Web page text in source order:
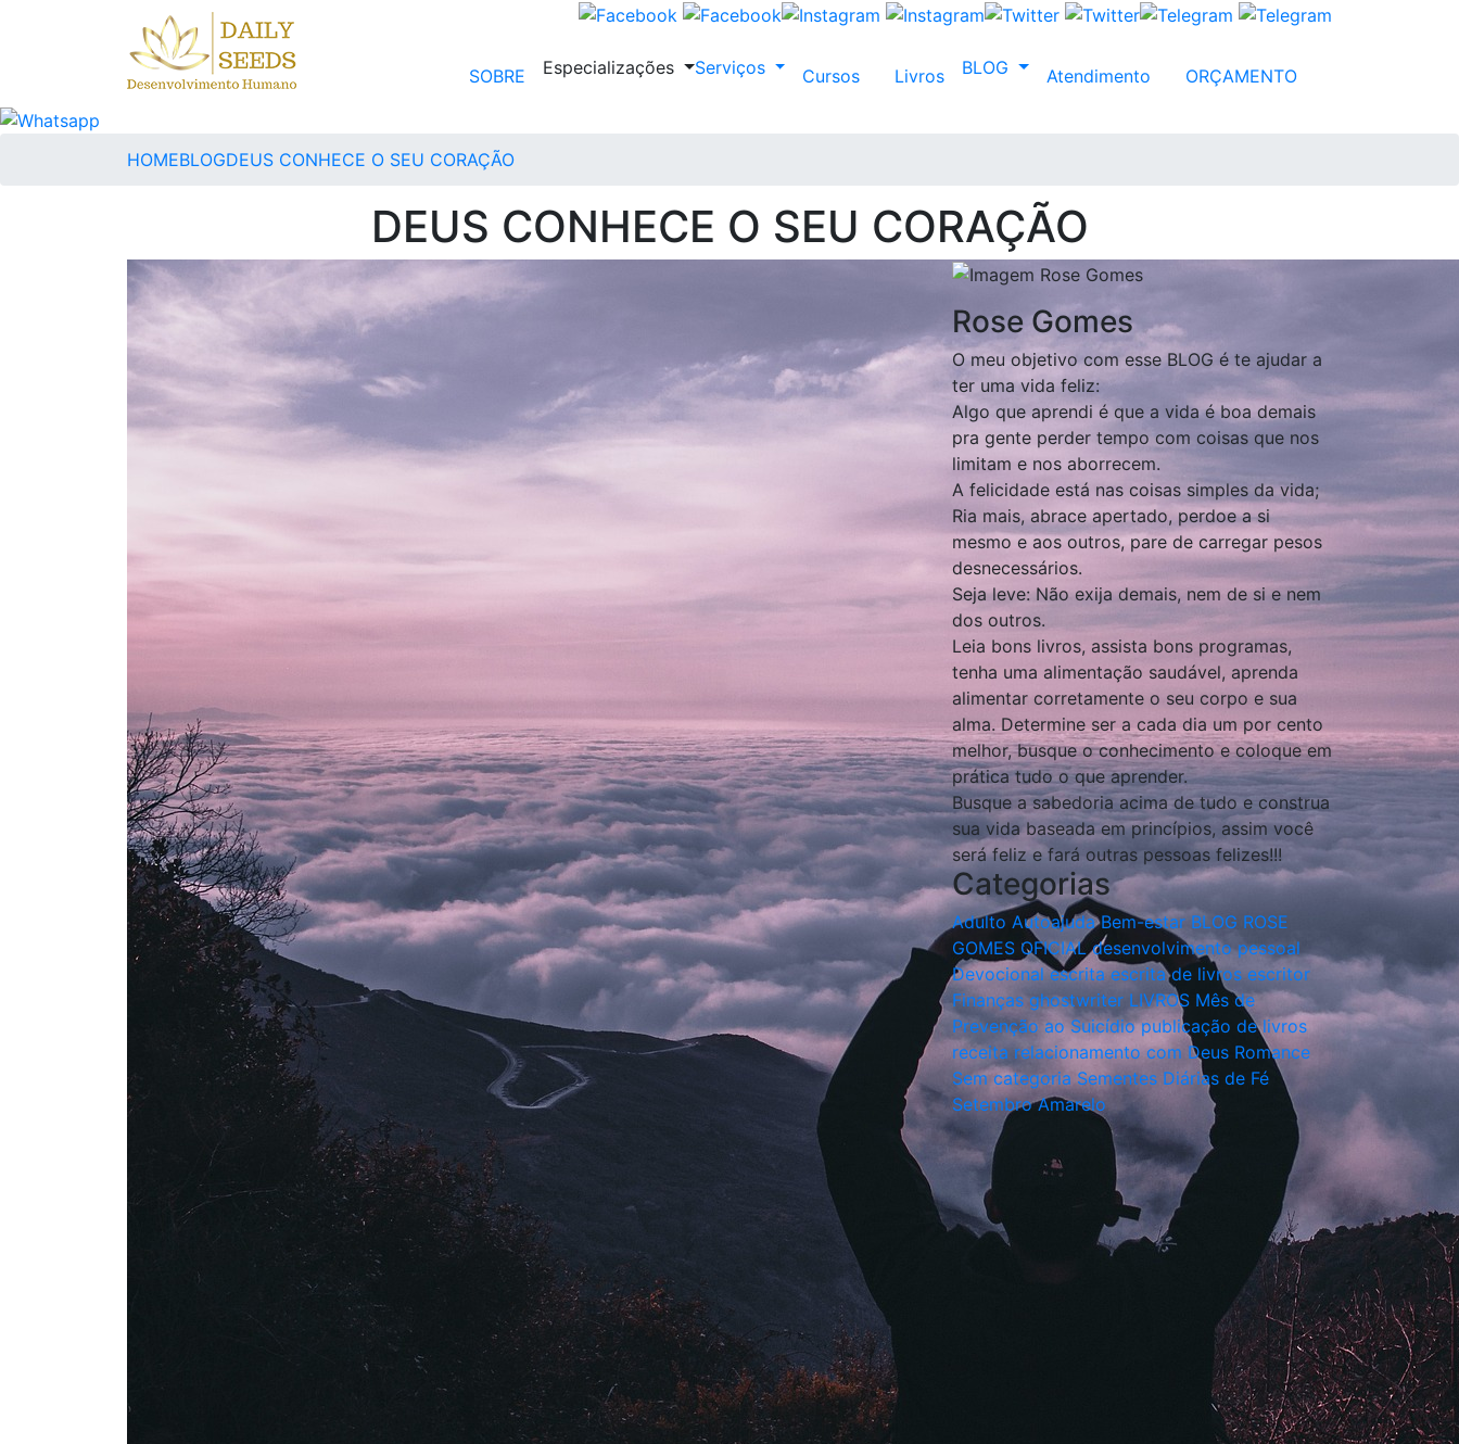
SOBRE Especializações Serviços Cursos Livros BLOG Atendimento ORÇAMENTO
HOMEBLOGDEUS CONHECE O SEU CORAÇÃO
DEUS CONHECE O SEU CORAÇÃO
Rose Gomes
O meu objetivo com esse BLOG é te ajudar a
ter uma vida feliz:
Algo que aprendi é que a vida é boa demais
pra gente perder tempo com coisas que nos
limitam e nos aborrecem.
A felicidade está nas coisas simples da vida;
Ria mais, abrace apertado, perdoe a si
mesmo e aos outros, pare de carregar pesos
desnecessários.
Seja leve: Não exija demais, nem de si e nem
dos outros.
Leia bons livros, assista bons programas,
tenha uma alimentação saudável, aprenda
alimentar corretamente o seu corpo e sua
alma. Determine ser a cada dia um por cento
melhor, busque o conhecimento e coloque em
prática tudo o que aprender.
Busque a sabedoria acima de tudo e construa
sua vida baseada em princípios, assim você
será feliz e fará outras pessoas felizes!!!
Categorias
Adulto Autoajuda Bem-estar BLOG ROSE
GOMES OFICIAL desenvolvimento pessoal
Devocional escrita escrita de livros escritor
Finanças ghostwriter LIVROS Mês de
Prevenção ao Suicídio publicação de livros
receita relacionamento com Deus Romance
Sem categoria Sementes Diárias de Fé
Setembro Amarelo